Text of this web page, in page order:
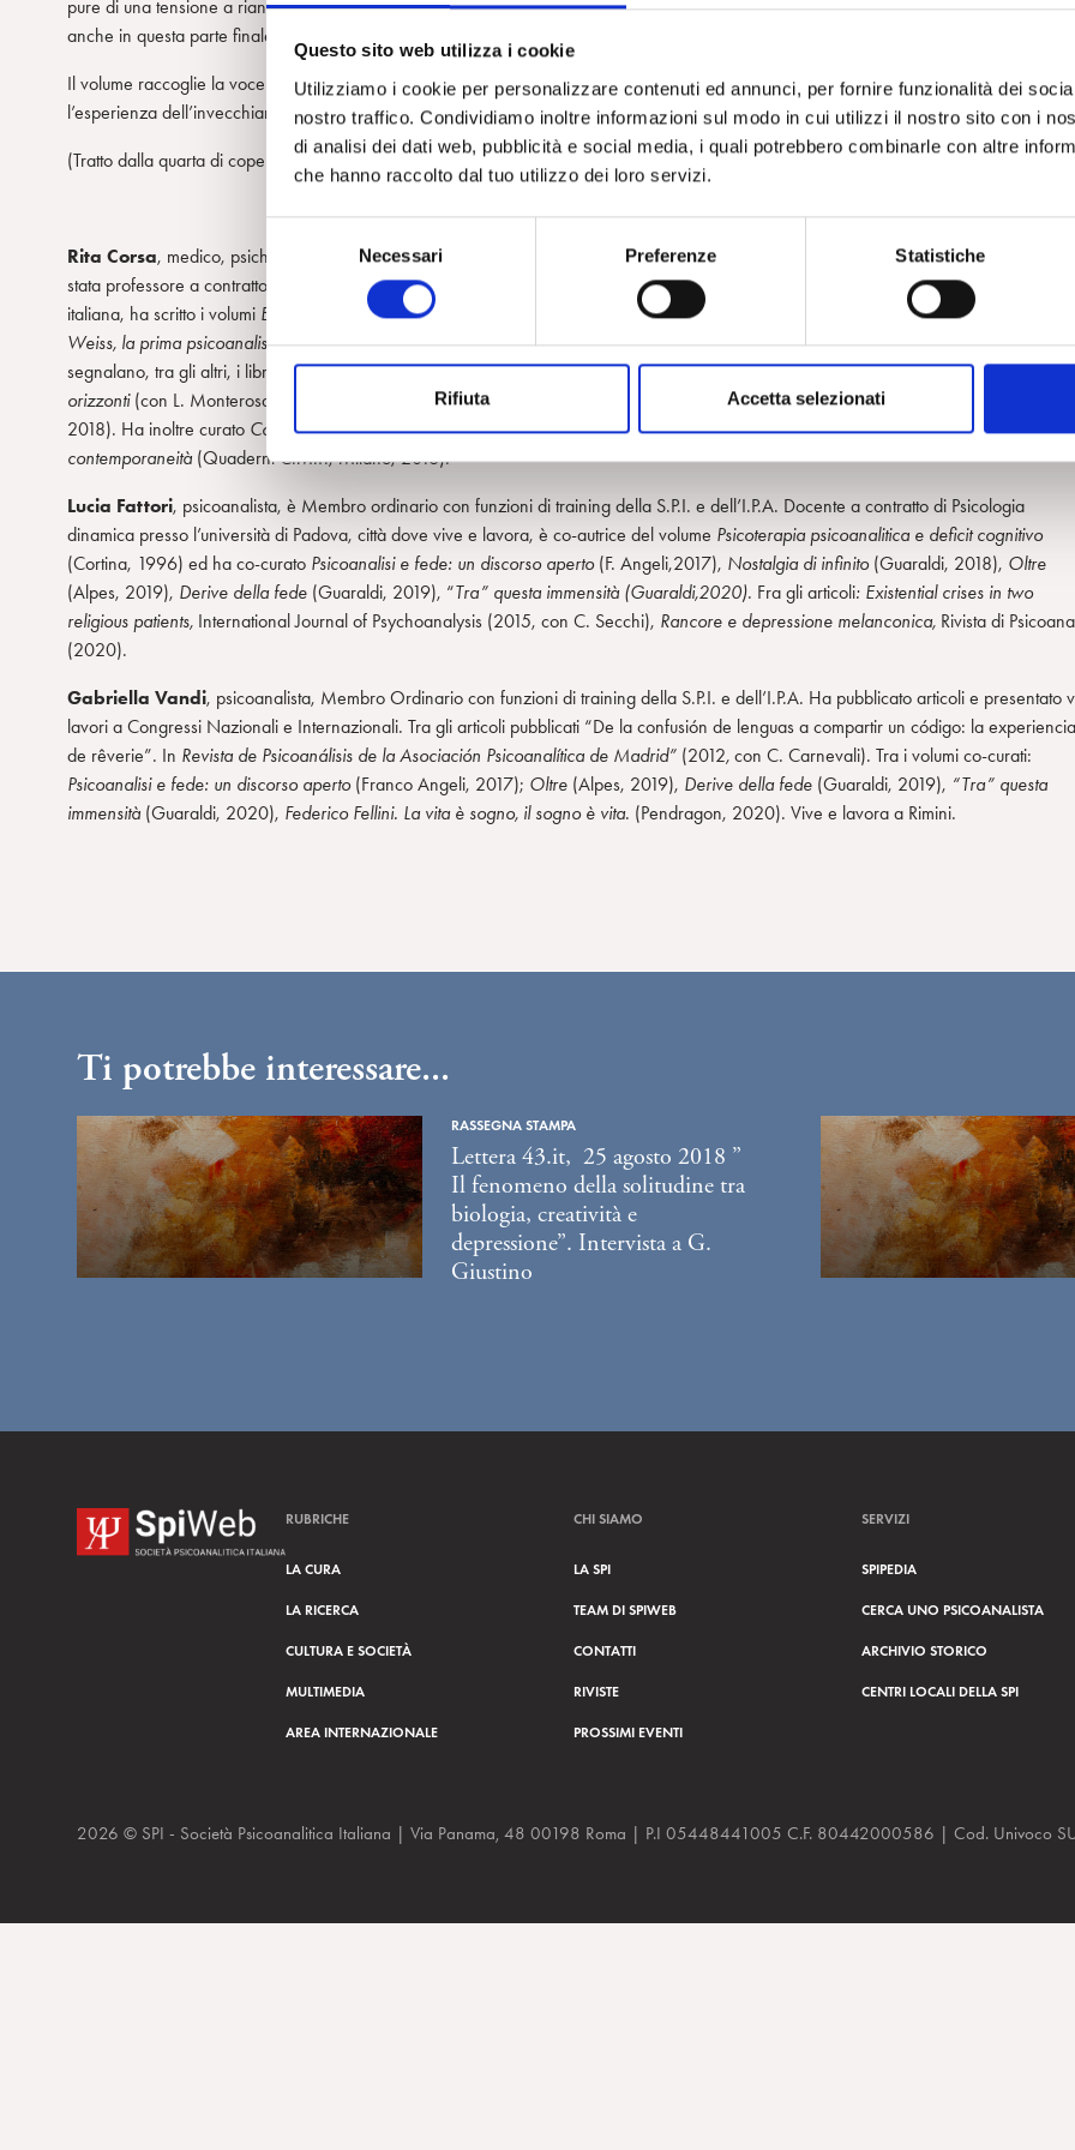
Questo sito web utilizza i cookie
Utilizziamo i cookie per personalizzare contenuti ed annunci, per fornire funzionalità dei
nostro traffico. Condividiamo inoltre informazioni sul modo in cui utilizzi il nostro sito con i
di analisi dei dati web, pubblicità e social media, i quali potrebbero combinarle con altre
che hanno raccolto dal tuo utilizzo dei loro servizi.
e
l
e
z
i
o
n
e
e
l
c
o
n
n
s
Necessari Preferenze Statistiche
Rifiuta Accetta selezionati
pure di una tensione a riannodare i fili della propria storia e a prepararsi all’oltre. La psicoanalisi può accompagnare e aiutare l’individuo
anche in questa parte finale della vita? È possibile un trattamento analitico in tarda età?
Il volume raccoglie la voce di diversi psicoanalisti, impegnati a indagare sul versante teorico e su quello clinico la dimensione e
l’esperienza dell’invecchiamento nella contemporaneità.
(Tratto dalla quarta di copertina)
Rita Corsa, medico, psichiatra, psicoanalista con funzioni di training della S.P.I. e dell’I.P.A., ha diretto servizi psichiatrici pubblici ed è
stata professore a contratto di Clinica Psichiatrica presso le Università Statale e Bicocca di Milano. Esperta di storia della psicoanalisi
italiana, ha scritto i volumi Edoardo Weiss a Trieste con Freud. Alle origini della psicoanalisi italiana (Alpes, 2013) eVanda Shrenger
Weiss, la prima psicoanalista in Italia. La psicoanalisi a Roma in epoca fascista(Alpes, 2017). Della sua copiosa produzione saggistica si
segnalano, tra gli altri, i libri
Se la cura si ammala. La caducità dell’analista(Kolbe, 2011),Limite è Speranza. Lo psicoanalista ferito e i
orizzonti (con L. Monterosa; Alpes, 2015), Vivere con Barbablù Psicoanalisi e violenza sulle donne(con C. Barducci e B. Bessi; Magi,
2018). Ha inoltre curato Corpo, generazioni e destino(con G. Gabbriellini; Borla, 2012) eOggi, la Speranza? Una contraddizione
contemporaneità (Quaderni C.M.P., Milano, 2016).
Lucia Fattori, psicoanalista, è Membro ordinario con funzioni di training della S.P.I. e dell’I.P.A. Docente a contratto di Psicologia
dinamica presso l’università di Padova, città dove vive e lavora, è co-autrice del volume Psicoterapia psicoanalitica e deficit cogniti­vo
(Cortina, 1996) ed ha co-curato Psicoanalisi e fede: un discor­so aperto (F. Angeli,2017), Nostalgia di infinito (Guaraldi, 2018), Oltre
(Alpes, 2019), Derive della fede (Guaraldi, 2019), “Tra” questa immensità (Guaraldi,2020). Fra gli articoli: Existential crises in two
religious patients, In­ternational Journal of Psychoanalysis (2015, con C. Secchi), Rancore e depressione melanconica, Rivista di
(2020).
Gabriella Vandi, psicoanalista, Membro Ordinario con funzioni di training della S.P.I. e dell’I.P.A. Ha pubblicato articoli e presentato
lavori a Con­gressi Nazionali e Internazionali. Tra gli articoli pubblicati “De la confusión de lenguas a compartir un código: la experiencia
de rêverie”. In Revista de Psicoanálisis de la Asociación Psico­analítica de Madrid” (2012, con C. Carnevali). Tra i volumi co-curati:
Psicoanalisi e fede: un discorso aperto (Franco Angeli, 2017); Oltre (Alpes, 2019), Derive della fede (Guaraldi, 2019), “Tra” questa
immensità(Guaraldi, 2020), Federico Fellini. La vita è sogno, il sogno è vita. (Pendragon, 2020). Vive e lavora a Rimini.
Ti potrebbe interessare...
RASSEGNA STAMPA
Lettera 43.it, 25 agosto 2018 ”
Il fenomeno della solitudine tra
biologia, creatività e
depressione”. Intervista a G.
Giustino
RUBRICHE
LA CURA
LA RICERCA
CULTURA E SOCIETÀ
MULTIMEDIA
AREA INTERNAZIONALE
CHI SIAMO
LA SPI
TEAM DI SPIWEB
CONTATTI
RIVISTE
PROSSIMI EVENTI
SERVIZI
SPIPEDIA
CERCA UNO PSICOANALISTA
ARCHIVIO STORICO
CENTRI LOCALI DELLA SPI
2026 © SPI - Società Psicoanalitica Italiana | Via Panama, 48 00198 Roma | P.I 05448441005 C.F. 80442000586 | Cod. Univoco